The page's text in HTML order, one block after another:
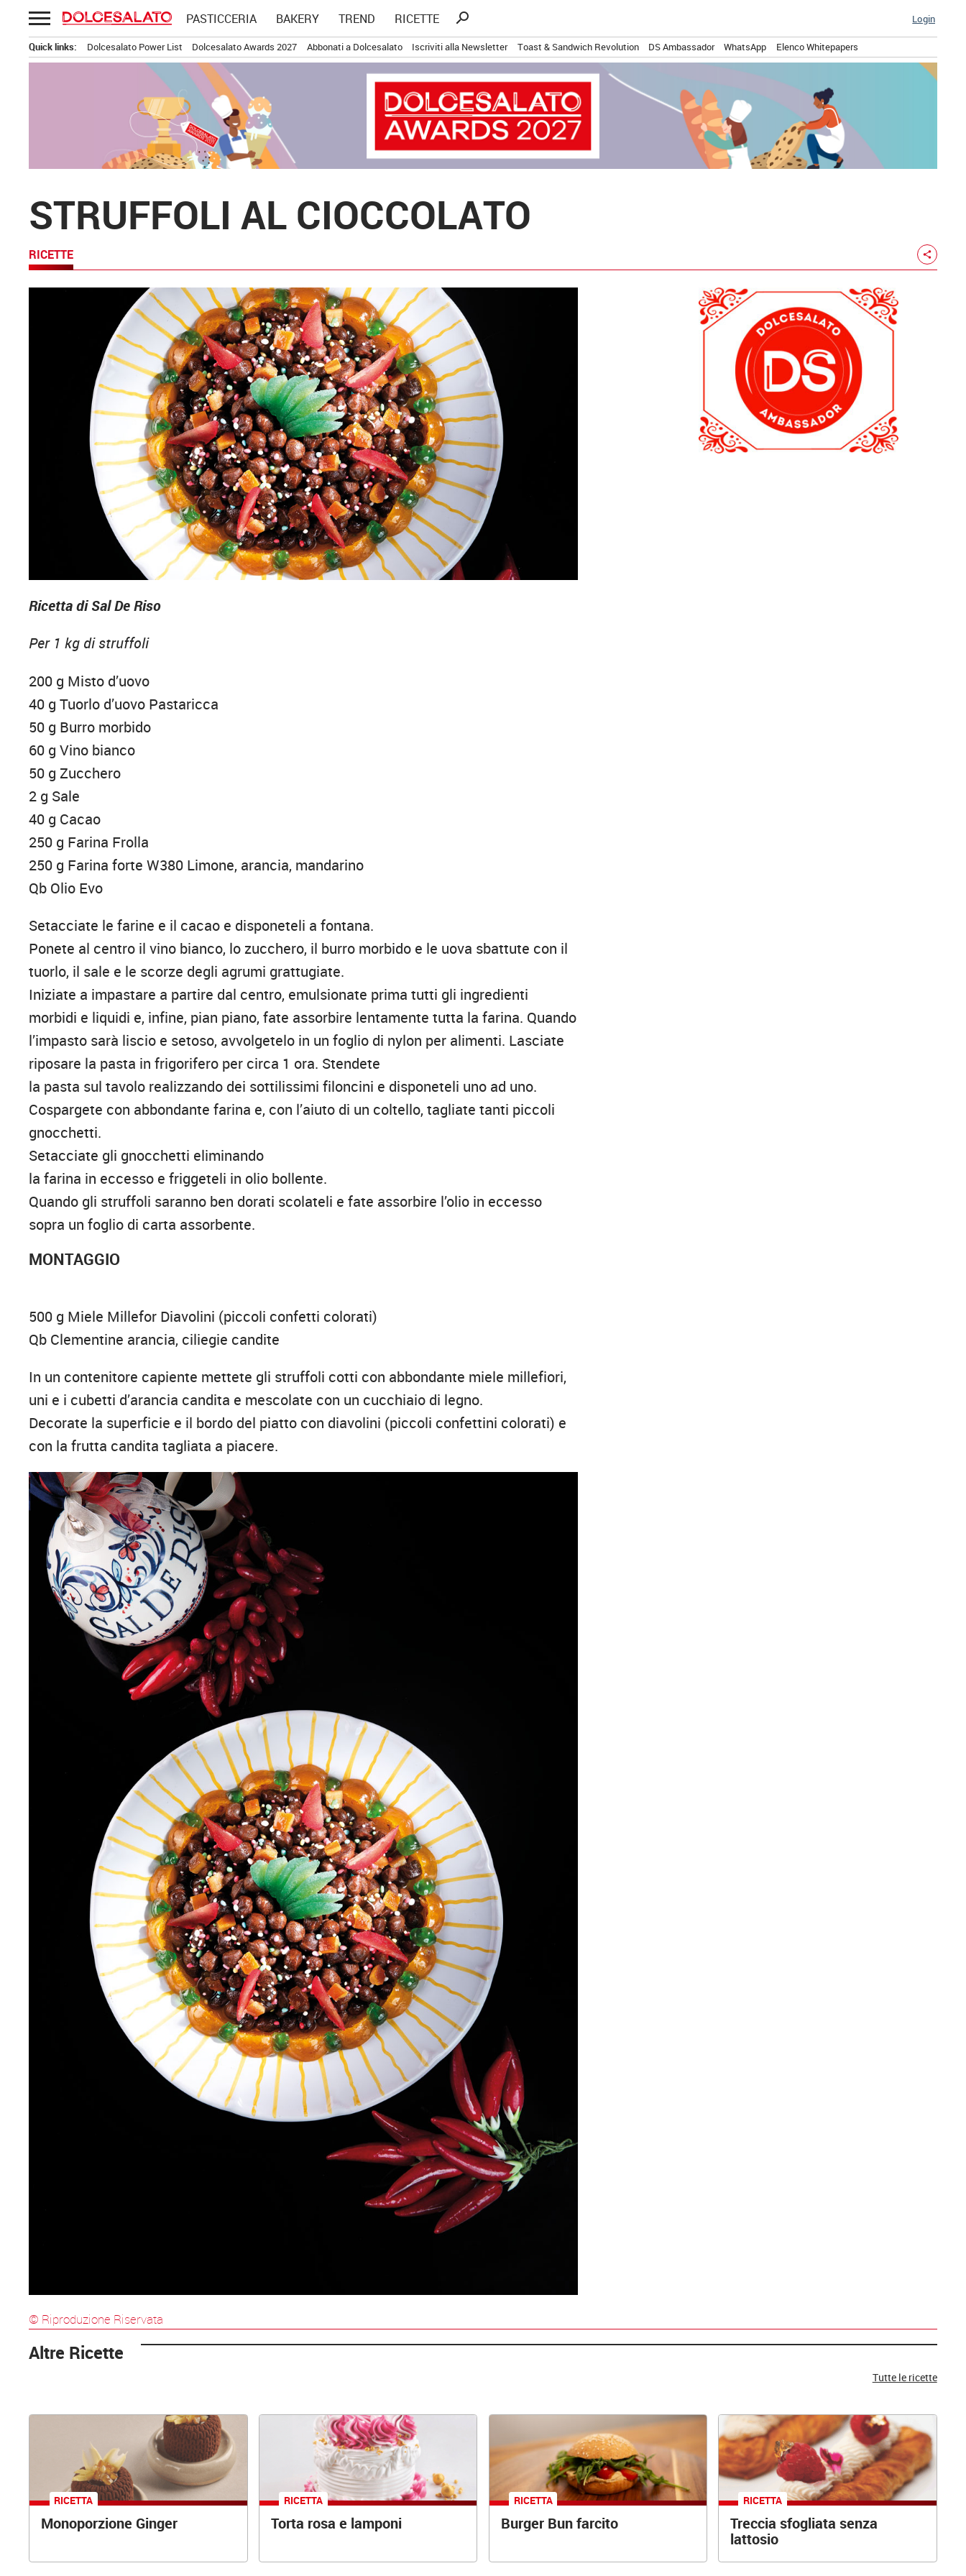
Passa
al
contenuto
PASTICCERIA BAKERY TREND RICETTE
Ricerca
search Login
Quick links: Dolcesalato Power List Dolcesalato Awards 2027 Abbonati a Dolcesalato Iscriviti alla Newsletter Toast & Sandwich Revolution DS Ambassador WhatsApp Elenco Whitepapers
STRUFFOLI AL CIOCCOLATO
RICETTE share
Ricetta di Sal De Riso
Per 1 kg di struffoli
200 g Misto d’uovo
40 g Tuorlo d’uovo Pastaricca
50 g Burro morbido
60 g Vino bianco
50 g Zucchero
2 g Sale
40 g Cacao
250 g Farina Frolla
250 g Farina forte W380 Limone, arancia, mandarino
Qb Olio Evo
Setacciate le farine e il cacao e disponeteli a fontana.
Ponete al centro il vino bianco, lo zucchero, il burro morbido e le uova sbattute con il
tuorlo, il sale e le scorze degli agrumi grattugiate.
Iniziate a impastare a partire dal centro, emulsionate prima tutti gli ingredienti
morbidi e liquidi e, infine, pian piano, fate assorbire lentamente tutta la farina. Quando
l’impasto sarà liscio e setoso, avvolgetelo in un foglio di nylon per alimenti. Lasciate
riposare la pasta in frigorifero per circa 1 ora. Stendete
la pasta sul tavolo realizzando dei sottilissimi filoncini e disponeteli uno ad uno.
Cospargete con abbondante farina e, con l’aiuto di un coltello, tagliate tanti piccoli
gnocchetti.
Setacciate gli gnocchetti eliminando
la farina in eccesso e friggeteli in olio bollente.
Quando gli struffoli saranno ben dorati scolateli e fate assorbire l’olio in eccesso
sopra un foglio di carta assorbente.
MONTAGGIO
500 g Miele Millefor Diavolini (piccoli confetti colorati)
Qb Clementine arancia, ciliegie candite
In un contenitore capiente mettete gli struffoli cotti con abbondante miele millefiori,
uni e i cubetti d’arancia candita e mescolate con un cucchiaio di legno.
Decorate la superficie e il bordo del piatto con diavolini (piccoli confettini colorati) e
con la frutta candita tagliata a piacere.
© Riproduzione Riservata
Altre Ricette
Tutte le ricette
RICETTA
Monoporzione Ginger
RICETTA
Torta rosa e lamponi
RICETTA
Burger Bun farcito
RICETTA
Treccia sfogliata senza
lattosio